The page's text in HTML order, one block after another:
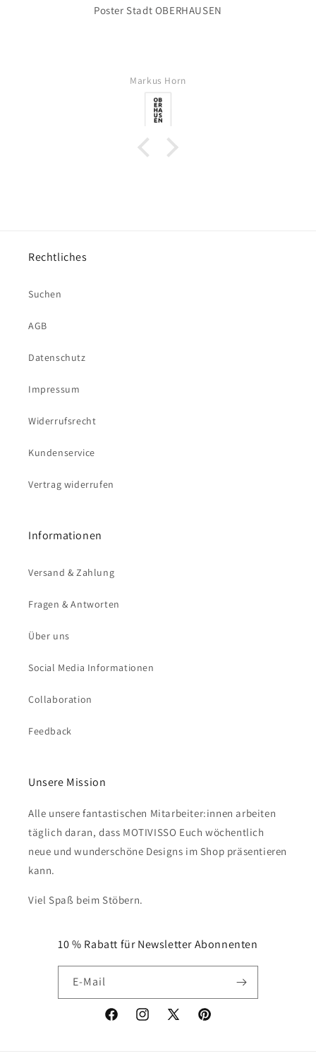
Poster Stadt OBERHAUSEN
Markus Horn
Rechtliches
Suchen
AGB
Datenschutz
Impressum
Widerrufsrecht
Kundenservice
Vertrag widerrufen
Informationen
Versand & Zahlung
Fragen & Antworten
Über uns
Social Media Informationen
Collaboration
Feedback
Unsere Mission
Alle unsere fantastischen Mitarbeiter:innen arbeiten
täglich daran, dass MOTIVISSO Euch wöchentlich
neue und wunderschöne Designs im Shop präsentieren
kann.
Viel Spaß beim Stöbern.
10 % Rabatt für Newsletter Abonnenten
E-Mail
FacebookInstagram
X
Pinterest